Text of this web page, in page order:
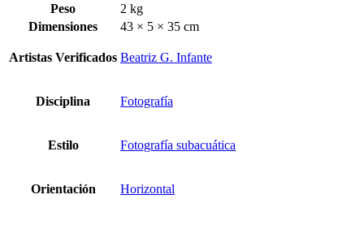
Peso
2 kg
Dimensiones
43 × 5 × 35 cm
Artistas Verificados Beatriz G. Infante
Disciplina Fotografía
Estilo Fotografía subacuática
Orientación Horizontal